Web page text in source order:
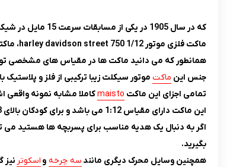
که در سال 1905 در یکی از مسابقات سرعت 15 مایل در شیکاگو قهرمان شد.
ماکت فلزی موتور 1/12 harley davidson street 750، ماکتی از این موتور سیکلت معروف است که یک
همانطور که می دانید ماکت ها در مقیاس های مشخصی
جنس این ماکت موتور سیکلت زیبا ترکیبی از فلز و
تمامی اجزای این ماکت maistoکاملا مشابه نمونه
این ماکت دارای مقیاس 1:12 می باشد و برای کودکان بالای 3 سال و علاقمندان به موتور سیکلت هدیه ای بسیار مناسب است.
اگر به دنبال یک هدیه مناسب برای پسربچه ها هستید می
بگیرید.
همچنین وسایل محرک دیگری مانند سه چرخه و اسکوتر